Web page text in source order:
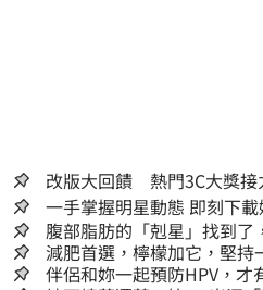
改版大回饋 熱門3C大獎接
一手掌握明星動
腹部脂肪的「剋星」找到
囊，瘦出小蠻腰
減肥首選，檸檬加它，堅
人生
伴侶和妳一起預防HPV，才